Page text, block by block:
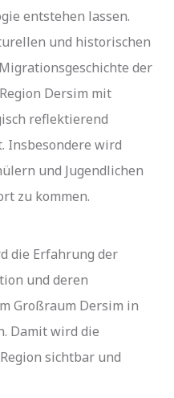
entstehen lassen.
und historischen
der
Dersim mit
reflektierend
Insbesondere wird
und Jugendlichen
zu kommen.
die Erfahrung der
und deren
Großraum Dersim in
Damit wird die
sichtbar und